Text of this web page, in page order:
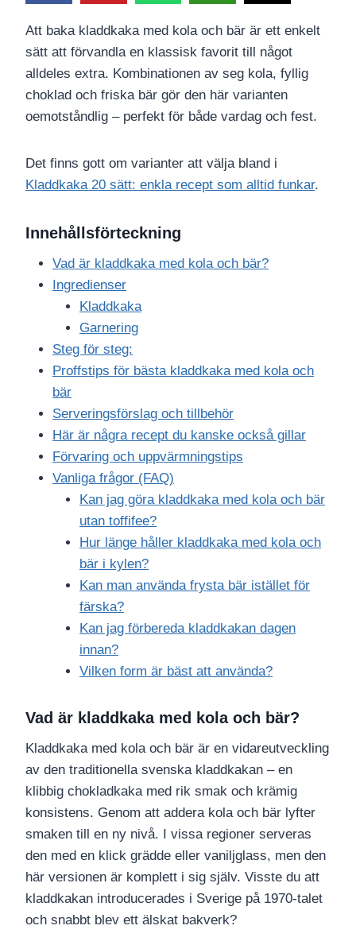
Att baka kladdkaka med kola och bär är ett enkelt
sätt att förvandla en klassisk favorit till något
alldeles extra. Kombinationen av seg kola, fyllig
choklad och friska bär gör den här varianten
oemotståndlig – perfekt för både vardag och fest.
Det finns gott om varianter att välja bland i
Kladdkaka 20 sätt: enkla recept som alltid funkar.
Innehållsförteckning
Vad är kladdkaka med kola och bär?
Ingredienser
Kladdkaka
Garnering
Steg för steg:
Proffstips för bästa kladdkaka med kola och
bär
Serveringsförslag och tillbehör
Här är några recept du kanske också gillar
Förvaring och uppvärmningstips
Vanliga frågor (FAQ)
Kan jag göra kladdkaka med kola och bär
utan toffifee?
Hur länge håller kladdkaka med kola och
bär i kylen?
Kan man använda frysta bär istället för
färska?
Kan jag förbereda kladdkakan dagen
innan?
Vilken form är bäst att använda?
Vad är kladdkaka med kola och bär?
Kladdkaka med kola och bär är en vidareutveckling
av den traditionella svenska kladdkakan – en
klibbig chokladkaka med rik smak och krämig
konsistens. Genom att addera kola och bär lyfter
smaken till en ny nivå. I vissa regioner serveras
den med en klick grädde eller vaniljglass, men den
här versionen är komplett i sig själv. Visste du att
kladdkakan introducerades i Sverige på 1970-talet
och snabbt blev ett älskat bakverk?